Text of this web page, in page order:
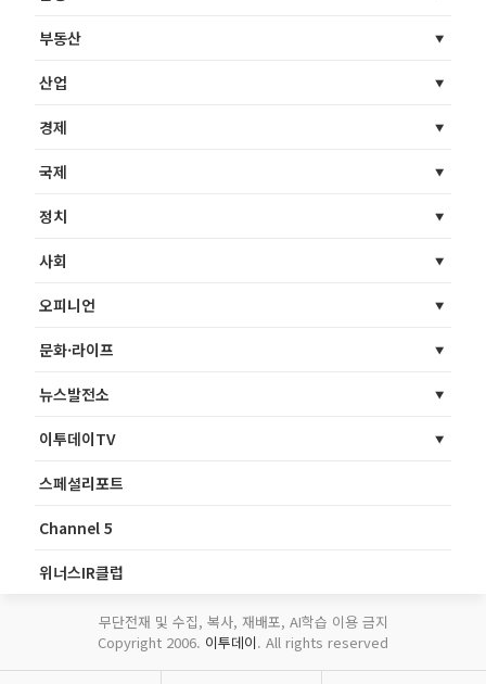
부동산
산업
경제
국제
정치
사회
오피니언
문화·라이프
뉴스발전소
이투데이TV
스페셜리포트
Channel 5
위너스IR클럽
무단전재 및 수집, 복사, 재배포, AI학습 이용 금지
Copyright 2006. 이투데이. All rights reserved